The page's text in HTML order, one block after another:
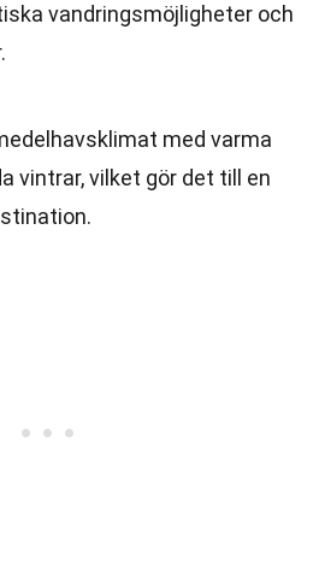
vandringsmöjligheter och
med varma
vintrar, vilket gör det till en